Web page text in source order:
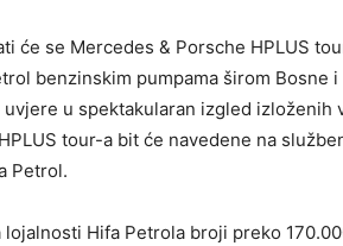
će se Mercedes & Porsche HPLUS
benzinskim pumpama širom Bosne
u spektakularan izgled izloženih
tour-a bit će navedene na
Petrol.
Hifa Petrola broji preko